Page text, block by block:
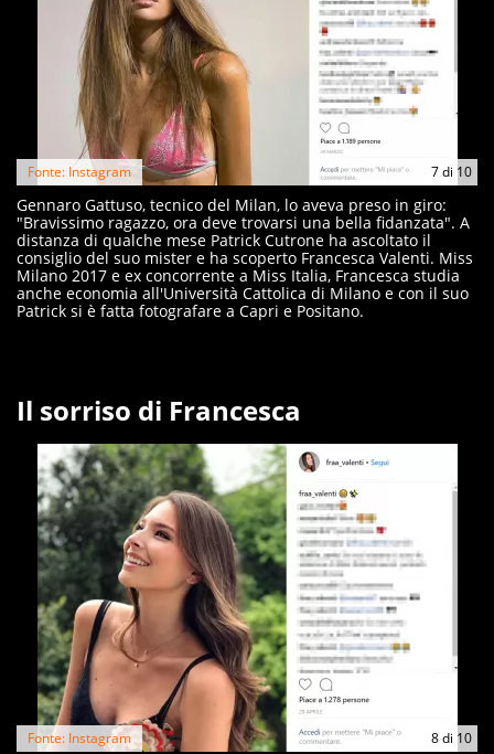
7di 10
Fonte: Instagram
Gennaro Gattuso, tecnico del Milan, lo aveva preso in giro:
"Bravissimo ragazzo, ora deve trovarsi una bella fidanzata". A
distanza di qualche mese Patrick Cutrone ha ascoltato il
consiglio del suo mister e ha scoperto Francesca Valenti. Miss
Milano 2017 e ex concorrente a Miss Italia, Francesca studia
anche economia all'Università Cattolica di Milano e con il suo
Patrick si è fatta fotografare a Capri e Positano.
Il sorriso di Francesca
8di 10
Fonte: Instagram